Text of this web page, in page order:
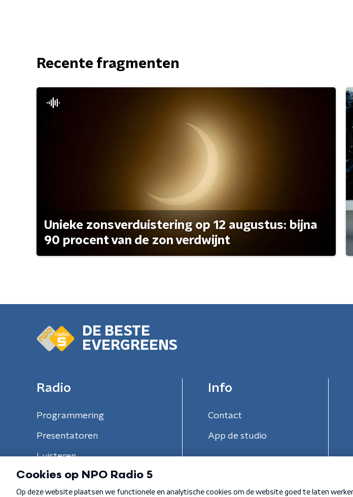
Recente fragmenten
Unieke zonsverduistering op 12 augustus: bijna
90 procent van de zon verdwijnt
DE BESTE
EVERGREENS
Radio
Programmering
Presentatoren
Luisteren
Info
Contact
App de studio